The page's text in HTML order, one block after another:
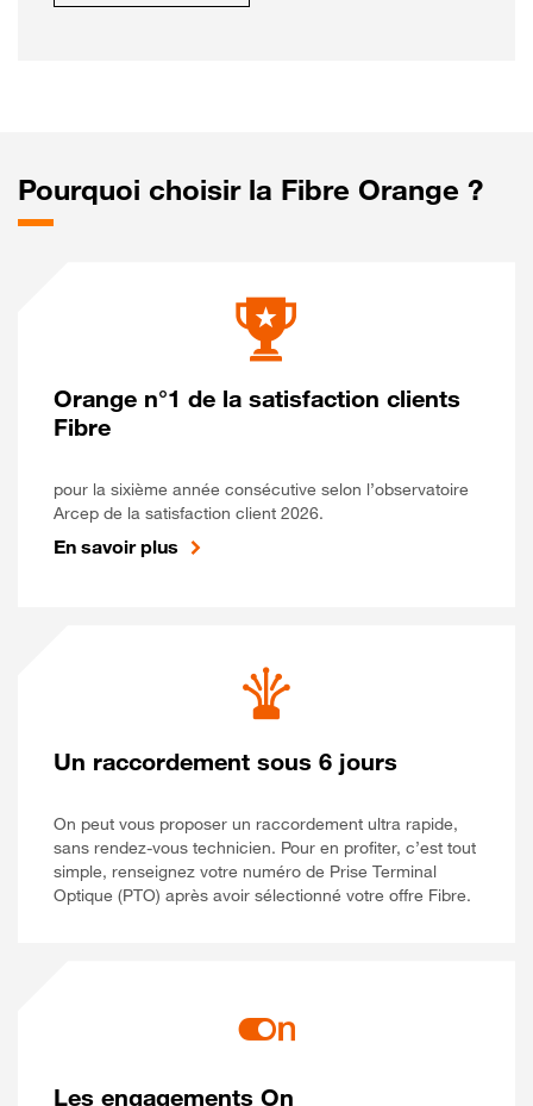
Pourquoi choisir la Fibre Orange ?
Orange n°1 de la satisfaction clients
Fibre
pour la sixième année consécutive selon l’observatoire
Arcep de la satisfaction client 2026.
En savoir plus
Un raccordement sous 6 jours
On peut vous proposer un raccordement ultra rapide,
sans rendez-vous technicien. Pour en profiter, c’est tout
simple, renseignez votre numéro de Prise Terminal
Optique (PTO) après avoir sélectionné votre offre Fibre.
Les engagements On